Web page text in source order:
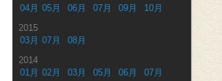
04月 05月 06月 07月 09月
10月
2015
03月 07月
08月
2014
01月 02月 03月 05月 06月
07月